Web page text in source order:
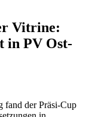
Vitrine:
in PV Ost-
fand der Präsi-Cup